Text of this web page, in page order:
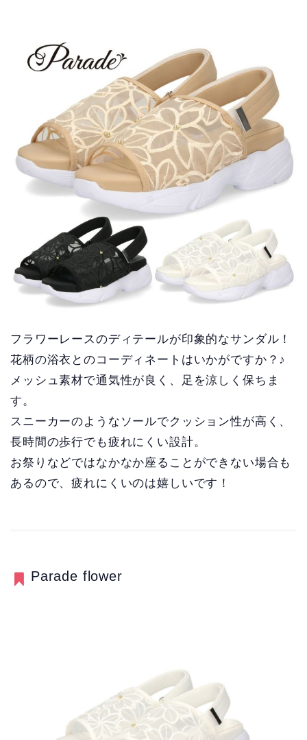
フラワーレースのディテールが印象的なサンダル！
花柄の浴衣とのコーディネートはいかがですか？♪
メッシュ素材で通気性が良く、足を涼しく保ちま
す。
スニーカーのようなソールでクッション性が高く、
長時間の歩行でも疲れにくい設計。
お祭りなどではなかなか座ることができない場合も
あるので、疲れにくいのは嬉しいです！
Parade flower